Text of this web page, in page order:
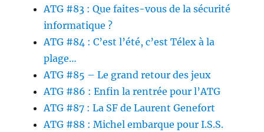
ATG #83 : Que faites-vous de la sécurité
informatique ?
ATG #84 : C’est l’été, c’est Télex à la
plage…
ATG #85 – Le grand retour des jeux
ATG #86 : Enfin la rentrée pour l’ATG
ATG #87 : La SF de Laurent Genefort
ATG #88 : Michel embarque pour I.S.S.